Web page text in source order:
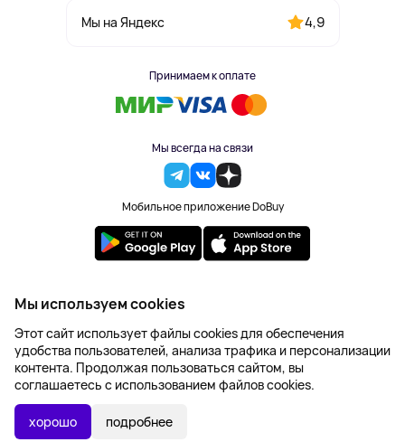
УТОЧНИТЬ НАЛИЧИЕ
Мы на Яндекс 4,9
Принимаем к оплате
Мы всегда на связи
Мобильное приложение DoBuy
2023-2026 © DoBuy. Все права защищены
Правила обработки персональных данных
Пользовательское соглашение
Оферта
Создание сайта – NetLab
Мы используем cookies
Этот сайт использует файлы cookies для обеспечения
удобства пользователей, анализа трафика и персонализации
контента. Продолжая пользоваться сайтом, вы
соглашаетесь с использованием файлов cookies.
хорошо подробнее